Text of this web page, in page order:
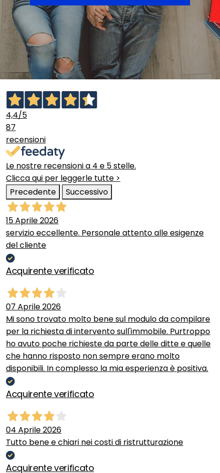
4,4/5
87
recensioni
Le nostre recensioni a 4 e 5 stelle.
Clicca qui per leggerle tutte >
Precedente
Successivo
15 Aprile 2026
servizio eccellente. Personale attento alle esigenze
del cliente
Acquirente verificato
07 Aprile 2026
Mi sono trovato molto bene sul modulo da compilare
per la richiesta di intervento sull'immobile. Purtroppo
ho avuto poche richieste da parte delle ditte e quelle
che hanno risposto non sempre erano molto
disponibili. In complesso la mia esperienza è positiva.
Acquirente verificato
04 Aprile 2026
Tutto bene e chiari nei costi di ristrutturazione
Acquirente verificato